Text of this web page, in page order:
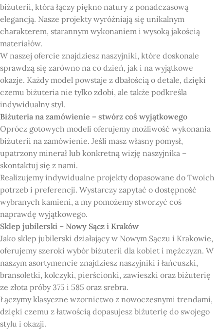
biżuterii, która łączy piękno natury z ponadczasową
elegancją. Nasze projekty wyróżniają się unikalnym
charakterem, starannym wykonaniem i wysoką jakością
materiałów.
W naszej ofercie znajdziesz naszyjniki, które doskonale
sprawdzą się zarówno na co dzień, jak i na wyjątkowe
okazje. Każdy model powstaje z dbałością o detale, dzięki
czemu biżuteria nie tylko zdobi, ale także podkreśla
indywidualny styl.
Biżuteria na zamówienie – stwórz coś wyjątkowego
Oprócz gotowych modeli oferujemy możliwość wykonania
biżuterii na zamówienie. Jeśli masz własny pomysł,
upatrzony minerał lub konkretną wizję naszyjnika –
skontaktuj się z nami.
Realizujemy indywidualne projekty dopasowane do Twoich
potrzeb i preferencji. Wystarczy zapytać o dostępność
wybranych kamieni, a my pomożemy stworzyć coś
naprawdę wyjątkowego.
Sklep jubilerski – Nowy Sącz i Kraków
Jako sklep jubilerski działający w Nowym Sączu i Krakowie,
oferujemy szeroki wybór biżuterii dla kobiet i mężczyzn. W
naszym asortymencie znajdziesz naszyjniki i łańcuszki,
bransoletki, kolczyki, pierścionki, zawieszki oraz biżuterię
ze złota próby 375 i 585 oraz srebra.
Łączymy klasyczne wzornictwo z nowoczesnymi trendami,
dzięki czemu z łatwością dopasujesz biżuterię do swojego
stylu i okazji.